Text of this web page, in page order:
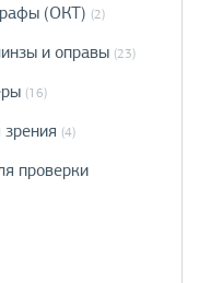
(ОКТ) (2)
и оправы (23)
(16)
(4)
проверки